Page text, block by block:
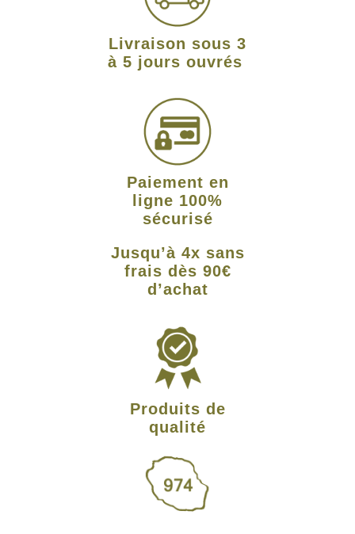
Livraison sous 3
à 5 jours ouvrés
Paiement en
ligne 100%
sécurisé
Jusqu’à 4x sans
frais dès 90€
d’achat
Produits de
qualité